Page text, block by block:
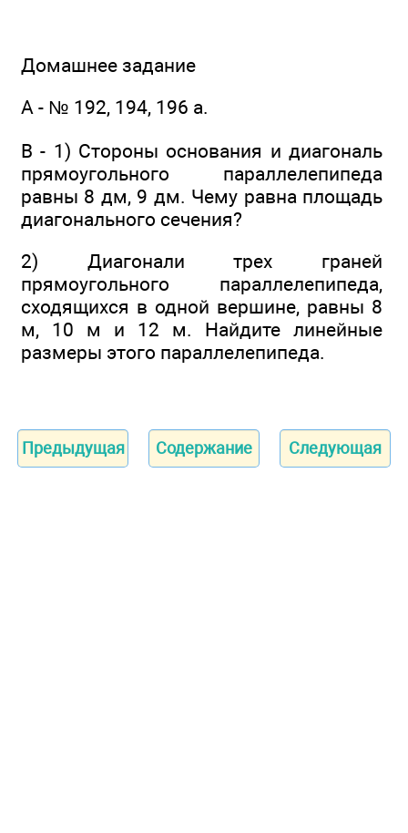
Домашнее задание
А - № 192, 194, 196 a.
В - 1) Стороны основания и диагональ
прямоугольного параллелепипеда
равны 8 дм, 9 дм. Чему равна площадь
диагонального сечения?
2) Диагонали трех граней
прямоугольного параллелепипеда,
сходящихся в одной вершине, равны 8
м, 10 м и 12 м. Найдите линейные
размеры этого параллелепипеда.
Предыдущая Содержание Следующая